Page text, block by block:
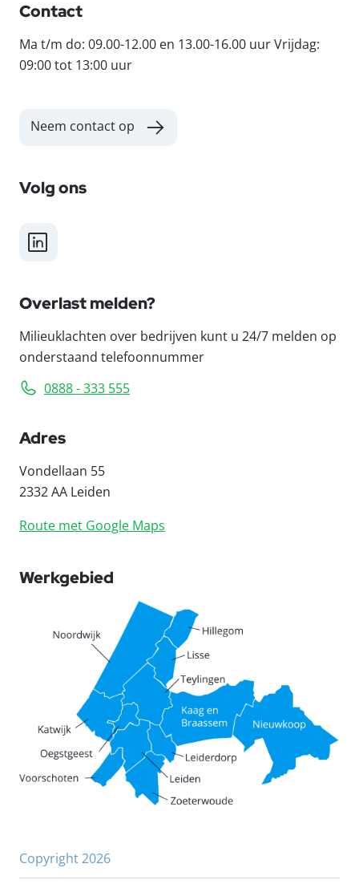
Contact
Ma t/m do: 09.00-12.00 en 13.00-16.00 uur Vrijdag:
09:00 tot 13:00 uur
Neem contact op
Volg ons
LinkedIn
Overlast melden?
Milieuklachten over bedrijven kunt u 24/7 melden op
onderstaand telefoonnummer
0888 - 333 555
Adres
Vondellaan 55
2332 AA Leiden
Route met Google Maps
Werkgebied
Copyright 2026